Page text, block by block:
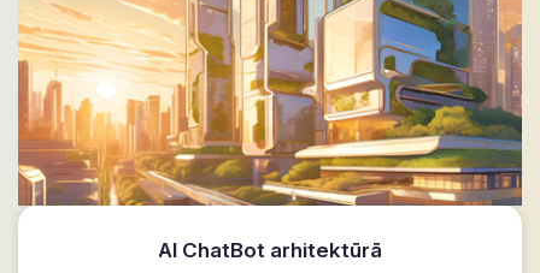
AI ChatBot arhitektūrā